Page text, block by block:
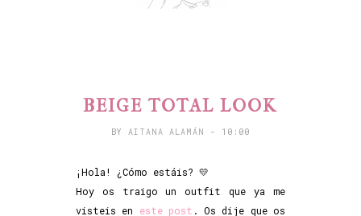
BEIGE TOTAL LOOK
BY AITANA ALAMÁN - 10:00
¡Hola! ¿Cómo estáis? 💛
Hoy os traigo un outfit que ya me
visteis en este post . Os dije que os